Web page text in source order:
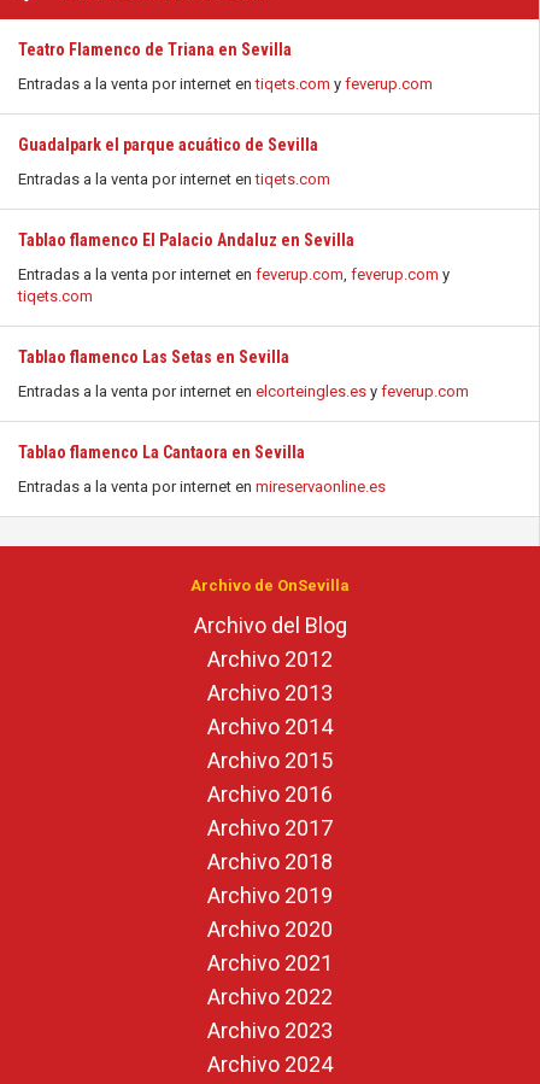
Teatro Flamenco de Triana en Sevilla
Entradas a la venta por internet entiqets.com y feverup.com
Guadalpark el parque acuático de Sevilla
Entradas a la venta por internet entiqets.com
Tablao flamenco El Palacio Andaluz en Sevilla
Entradas a la venta por internet en feverup.com, feverup.com y
tiqets.com
Tablao flamenco Las Setas en Sevilla
Entradas a la venta por internet en elcorteingles.es y feverup.com
Tablao flamenco La Cantaora en Sevilla
Entradas a la venta por internet en mireservaonline.es
Archivo de OnSevilla
Archivo del Blog
Archivo 2012
Archivo 2013
Archivo 2014
Archivo 2015
Archivo 2016
Archivo 2017
Archivo 2018
Archivo 2019
Archivo 2020
Archivo 2021
Archivo 2022
Archivo 2023
Archivo 2024